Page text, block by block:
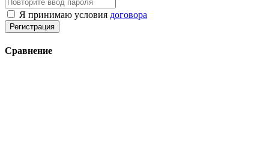
Я принимаю условия договора
Регистрация
Сравнение